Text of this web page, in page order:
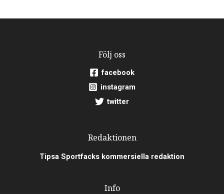
Följ oss
facebook
instagram
twitter
Redaktionen
Tipsa Sportfacks kommersiella redaktion
Info